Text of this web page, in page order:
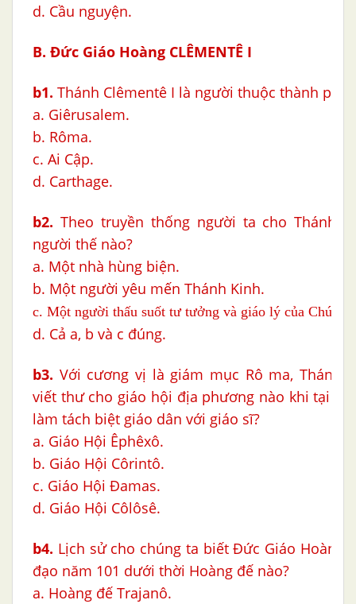
d. Cầu nguyện.
B. Đức Giáo Hoàng CLÊMENTÊ I
b1. Thánh Clêmentê I là người thuộc thành phố
a. Giêrusalem.
b. Rôma.
c. Ai Cập.
d. Carthage.
b2. Theo truyền thống người ta cho Thánh
người thế nào?
a. Một nhà hùng biện.
b. Một người yêu mến Thánh Kinh.
c. Một người thấu suốt tư tưởng và giáo lý của Chúa
d. Cả a, b và c đúng.
b3. Với cương vị là giám mục Rô ma, Thánh
viết thư cho giáo hội địa phương nào khi tại
làm tách biệt giáo dân với giáo sĩ?
a. Giáo Hội Êphêxô.
b. Giáo Hội Côrintô.
c. Giáo Hội Đamas.
d. Giáo Hội Côlôsê.
b4. Lịch sử cho chúng ta biết Đức Giáo Hoàng
đạo năm 101 dưới thời Hoàng đế nào?
a. Hoàng đế Trajanô.